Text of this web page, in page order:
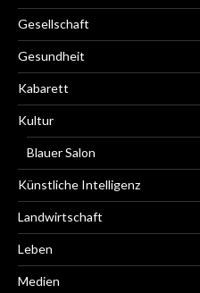
Gesellschaft
Gesundheit
Kabarett
Kultur
Blauer Salon
Künstliche Intelligenz
Landwirtschaft
Leben
Medien